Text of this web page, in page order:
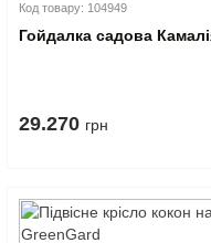
Код товару: 104949
Гойдалка садова
29.270 грн